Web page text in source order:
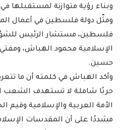
وبناء رؤية متوازنة لمستقبلها
ومثّل دولة فلسطين في أعمال
فلسطين، مستشار الرئيس
الإسلامية محمود الهباش،
حسين.
وأكد الهباش في كلمته أن ما
حربًا شاملة لا تستهدف الشعب
الأمة العربية والإسلامية وقيم
مشددًا على أن المقدسات